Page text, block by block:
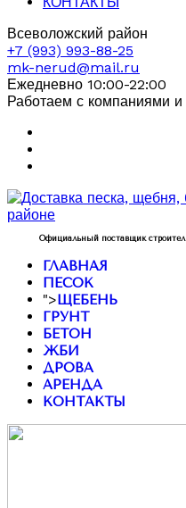
Всеволожский район
+7 (993) 993-88-25
mk-nerud@mail.ru
Ежедневно 10:00-22:00
Работаем с компаниями
Официальный поставщик
ГЛАВНАЯ
ПЕСОК
">ЩЕБЕНЬ
ГРУНТ
БЕТОН
ЖБИ
ДРОВА
АРЕНДА
КОНТАКТЫ